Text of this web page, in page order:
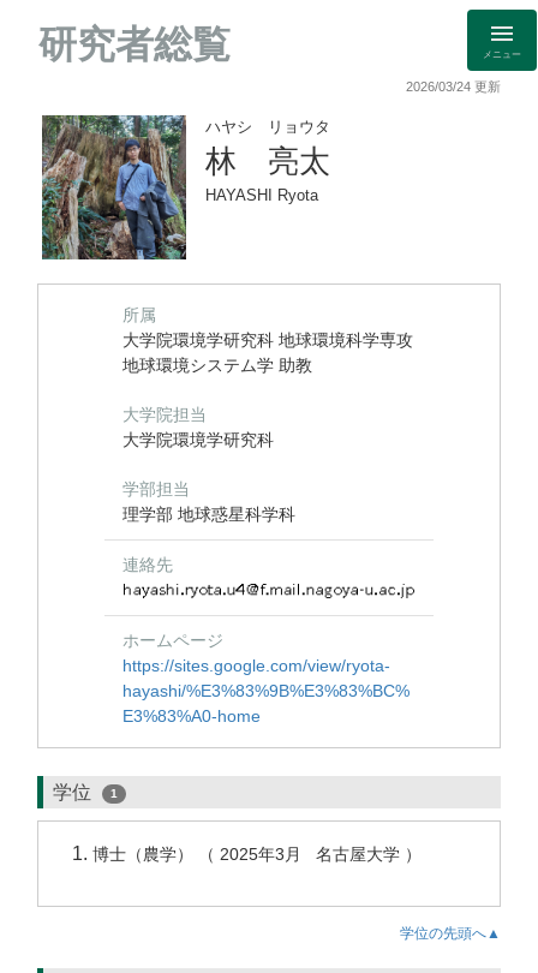
研究者総覧 メニュー
2026/03/24 更新
ハヤシ リョウタ
林 亮太
HAYASHI Ryota
所属
大学院環境学研究科 地球環境科学専攻
地球環境システム学 助教
大学院担当
大学院環境学研究科
学部担当
理学部 地球惑星科学科
連絡先
ホームページ
https://sites.google.com/view/ryota-
hayashi/%E3%83%9B%E3%83%BC%
E3%83%A0-home
学位 1
博士（農学） （ 2025年3月 名古屋大学 ）
学位の先頭へ▲